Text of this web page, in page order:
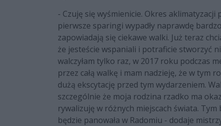
- Czuję się wyśmienicie. Okres
pierwsze sparingi wypadły naprawdę
zapowiadają się ciekawe walki. Już teraz
że jesteście wspaniali i potraficie stworzyć
walczyłam tylko raz, w 2017 roku podczas
przez całą walkę i mam nadzieję, że w tym
dużą ekscytację przed tym wydarzeniem.
szczególnie że moja rodzina rzadko ma
rywalizuję w różnych miejscach świata.
będzie panowała w Radomiu - dodaje